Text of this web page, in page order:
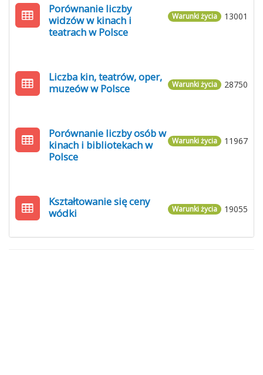
13001
Warunki życia
Porównanie liczby
widzów w kinach i
teatrach w Polsce
28750
Warunki życia
Liczba kin, teatrów, oper,
muzeów w Polsce
11967
Warunki życia
Porównanie liczby osób w
kinach i bibliotekach w
Polsce
19055
Warunki życia
Kształtowanie się ceny
wódki